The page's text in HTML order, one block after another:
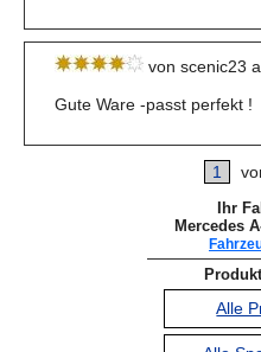
von scenic23
Gute Ware -passt perfekt !
1
Ihr
Mercedes
Alle